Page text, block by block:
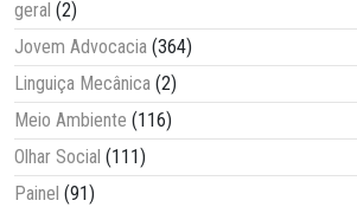
geral (2)
Jovem Advocacia (364)
Linguiça Mecânica (2)
Meio Ambiente (116)
Olhar Social (111)
Painel (91)